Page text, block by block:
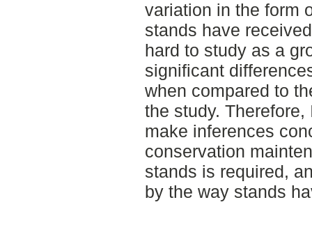
variation in the form
stands have
hard to study as a
significant
when compared to
the study.
make inferences
conservation
stands is required,
by the way stands